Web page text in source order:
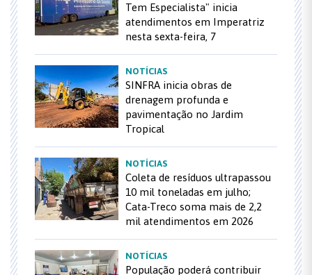
Tem Especialista" inicia
atendimentos em Imperatriz
nesta sexta-feira, 7
NOTÍCIAS
SINFRA inicia obras de
drenagem profunda e
pavimentação no Jardim
Tropical
NOTÍCIAS
Coleta de resíduos ultrapassou
10 mil toneladas em julho;
Cata-Treco soma mais de 2,2
mil atendimentos em 2026
NOTÍCIAS
População poderá contribuir